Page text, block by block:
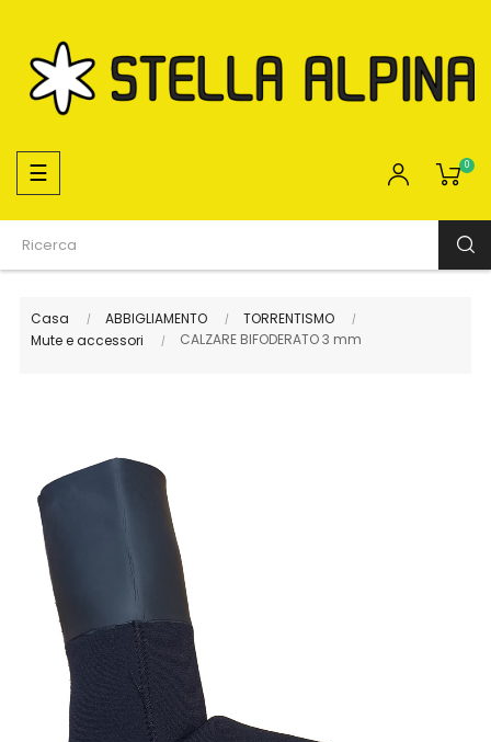
navigazione
Toggle
☰ 0
Casa ABBIGLIAMENTO
TORRENTISMO
Mute e accessori
CALZARE BIFODERATO 3 mm